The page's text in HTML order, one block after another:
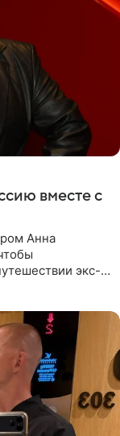
вместе с
Анна
экс-